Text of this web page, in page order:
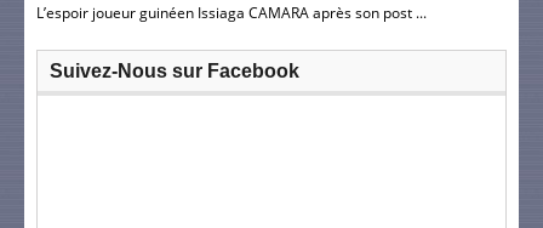
L’espoir joueur guinéen Issiaga CAMARA après son post ...
Suivez-Nous sur Facebook